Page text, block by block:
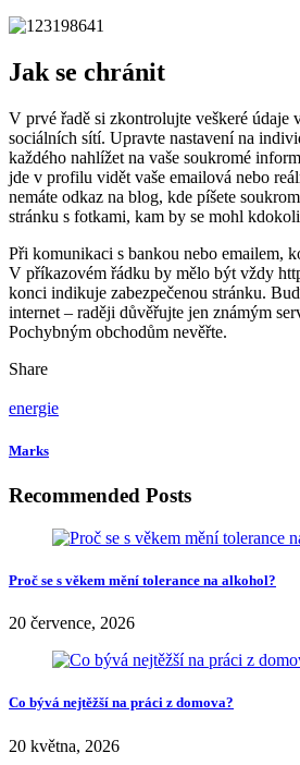
Jak se chránit
V prvé řadě si zkontrolujte veškeré údaje
sociálních sítí. Upravte nastavení na
každého nahlížet na vaše soukromé
jde v profilu vidět vaše emailová nebo
nemáte odkaz na blog, kde píšete
stránku s fotkami, kam by se mohl
Při komunikaci s bankou nebo emailem,
V příkazovém řádku by mělo být vždy
konci indikuje zabezpečenou stránku.
internet – raději důvěřujte jen známým
Pochybným obchodům nevěřte.
Share
energie
Marks
Recommended Posts
Proč se s věkem mění tolerance na alkohol?
20 července, 2026
Co bývá nejtěžší na práci z domova?
20 května, 2026